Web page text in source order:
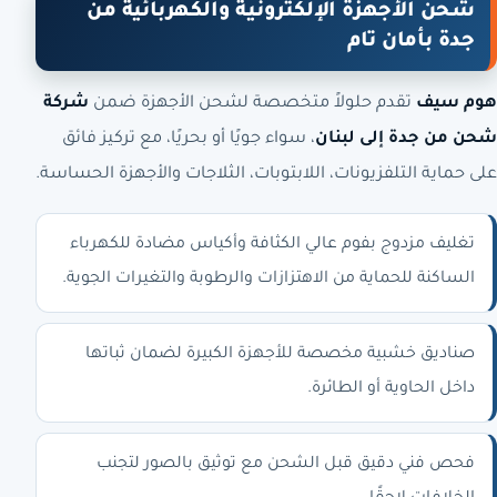
شحن الأجهزة الإلكترونية والكهربائية من
جدة بأمان تام
هوم سيف تقدم حلولاً متخصصة لشحن الأجهزة ضمن شركة
شحن من جدة إلى لبنان، سواء جويًا أو بحريًا، مع تركيز فائق
على حماية التلفزيونات، اللابتوبات، الثلاجات والأجهزة الحساسة.
تغليف مزدوج بفوم عالي الكثافة وأكياس مضادة للكهرباء
الساكنة للحماية من الاهتزازات والرطوبة والتغيرات الجوية.
صناديق خشبية مخصصة للأجهزة الكبيرة لضمان ثباتها
داخل الحاوية أو الطائرة.
فحص فني دقيق قبل الشحن مع توثيق بالصور لتجنب